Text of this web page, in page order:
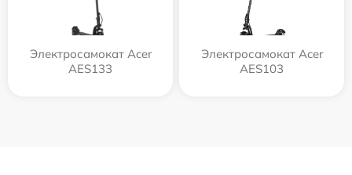
Электросамокат Acer
AES133
Электросамокат Acer
AES103